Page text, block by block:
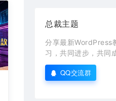
总裁主题
分享最新WordPress
习，共同进步，共同
QQ交流群